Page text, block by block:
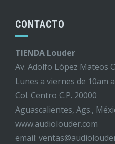
CONTACTO
TIENDA Louder
Av. Adolfo López Mateos
Lunes a viernes de 10am
Col. Centro C.P. 20000
Aguascalientes, Ags.,
www.audiolouder.com
email: